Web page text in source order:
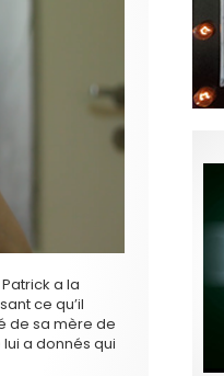
a la
ce qu’il
de sa mère de
a donnés qui